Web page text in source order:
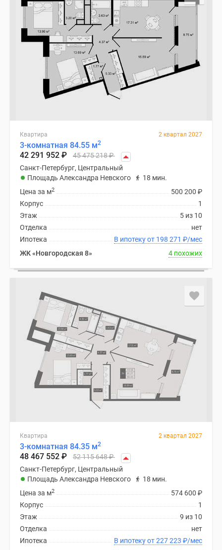
Квартира 2 квартал 2027
3-комнатная 84.55 м2
42 291 952 ₽ 45 475 218₽
Санкт-Петербург, Центральный
Площадь Александра Невского
18 мин.
500 200 ₽
Цена за м2
1
Корпус
5 из 10
Этаж
нет
Отделка
В ипотеку от 198 271 ₽/мес
Ипотека
ЖК «Новгородская 8»
4 похожих
Квартира 2 квартал 2027
3-комнатная 84.35 м2
48 467 552 ₽ 52 115 648₽
Санкт-Петербург, Центральный
Площадь Александра Невского
18 мин.
574 600 ₽
Цена за м2
1
Корпус
9 из 10
Этаж
нет
Отделка
В ипотеку от 227 223 ₽/мес
Ипотека